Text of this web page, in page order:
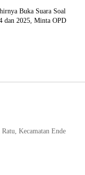
Buka Suara Soal
dan 2025, Minta OPD
Kecamatan Ende